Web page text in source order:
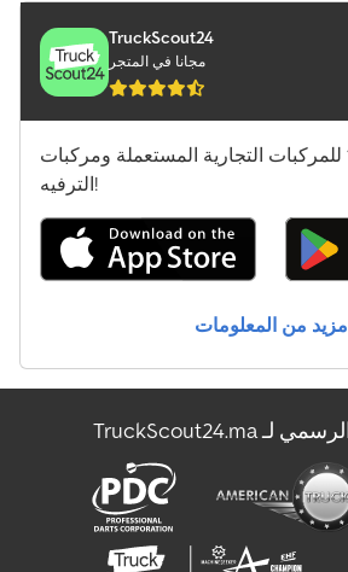
TruckScout24
مجانا في المتجر
تطبيق رقم 1 للمركبات التجارية المستعملة ومركبات
الترفيه!
مزيد من المعلومات